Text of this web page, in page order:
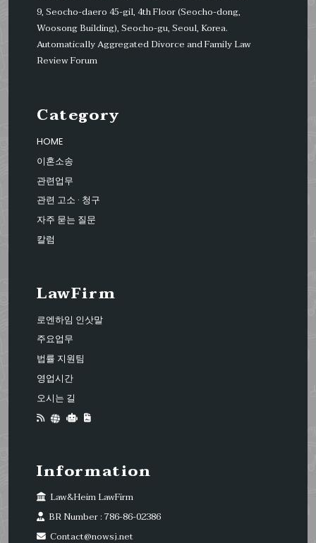
9, Seocho-daero 45-gil, 4th Floor (Seocho-dong,
Woosong Building), Seocho-gu, Seoul, Korea.
Automatically Aggregated Divorce and Family Law
Review Forum
Category
HOME
이혼소송
관련업무
관련 고소 · 청구
자주 묻는 질문
칼럼
LawFirm
로엔하임 인삿말
주요업무
법률 지원팀
영업시간
오시는 길
Information
Law&Heim LawFirm
BR Number : 786-86-02386
Contact@nowsj.net